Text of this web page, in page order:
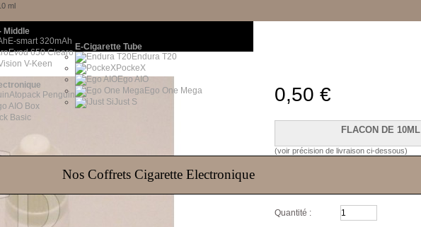
Middle
E-smart 320mAh
Evod 650 Clearo
V-Keen
Atopack Penguin
AIO Box
Basic
E-Cigarette Tube
Endura T20
PockeX
Ego AIO
Ego One Mega
iJust S
Nos Coffrets Cigarette Electronique
ml
0,50 €
FLACON DE 10ML
(voir précision de livraison ci-dessous)
Référence : A493
Quantité :